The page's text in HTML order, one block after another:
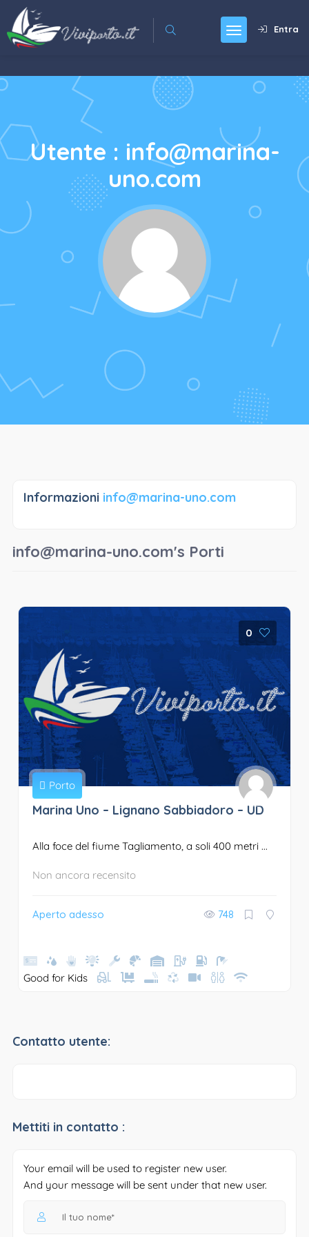
Entra
Utente : info@marina-
uno.com
Informazioni info@marina-uno.com
info@marina-uno.com's Porti
0
Porto
Marina Uno – Lignano Sabbiadoro – UD
Alla foce del fiume Tagliamento, a soli 400 metri ...
Non ancora recensito
Aperto adesso 748
Good for Kids
Contatto utente:
Mettiti in contatto :
Your email will be used to register new user.
And your message will be sent under that new user.